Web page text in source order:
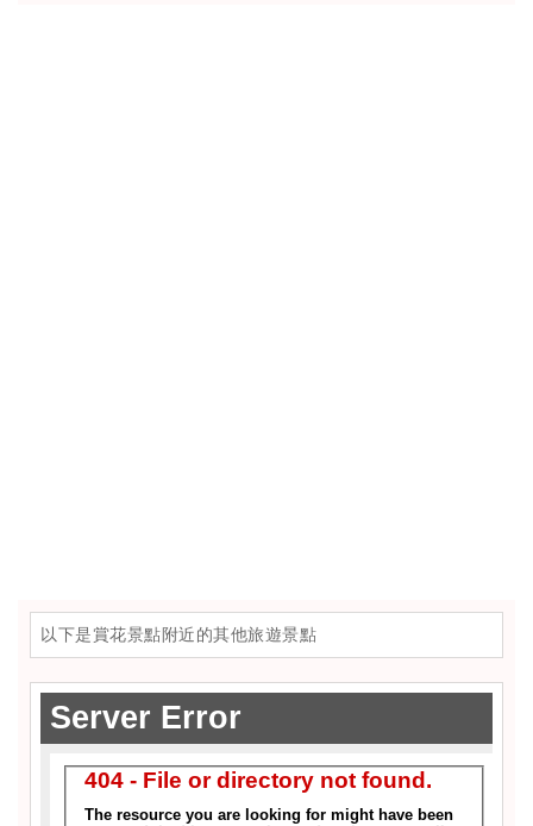
以下是賞花景點附近的其他旅遊景點